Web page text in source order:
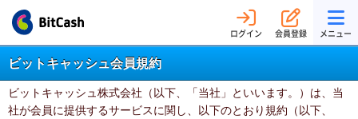
ログイン 会員登録 メニュー
ビットキャッシュ会員規約
ビットキャッシュ株式会社（以下、「当社」といいます。）は、当
社が会員に提供するサービスに関し、以下のとおり規約（以下、